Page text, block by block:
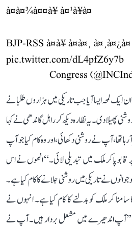
à¤à¤¾à¤¤à¥ à¤¹à¥à¤
BJP-RSS à¤à¥ à¤à¤¸
pic.twitter.com/dL4pfZ6y7b
لمحہ ایسا آیا جب تاریکی میں ہزاروں طلبا نے
پھیلا دی۔ یہ نظارہ دیکھ کر راہل گاندھی نے کہا
تھا، آپ نے روشنی دکھائی، اور وہ کام کیا جو آپ
پا کر ملک میں تبدیلی لائی۔‘‘ انھوں نے اس
نے تاریکی میں روشنی جلانے کا کام کیا ہے۔
کر ملک کو بدلنے کا کام کیا ہے۔ انہوں نے
اندھیرے میں مشعل بردار ہیں۔ آپ نے